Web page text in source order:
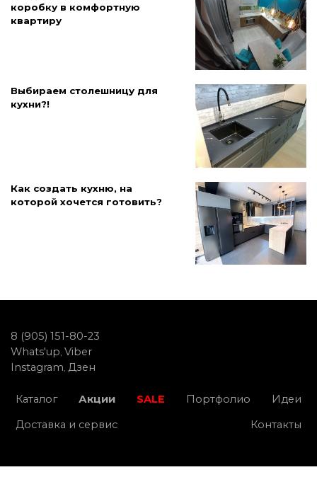
коробку в комфортную
квартиру
Выбираем столешницу для
кухни?!
Как создать кухню, на
которой хочется готовить?
8 (905) 151-80-23
Whats'up, Viber
Instagram, Дзен
Каталог Акции SALE Портфолио Идеи
Доставка и сервис Контакты